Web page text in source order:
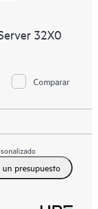
32X0
Comparar
un presupuesto